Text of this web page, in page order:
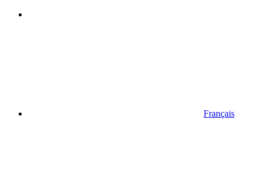
Français